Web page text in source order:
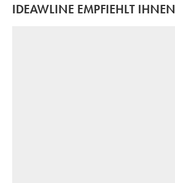
IDEAWLINE EMPFIEHLT IHNEN